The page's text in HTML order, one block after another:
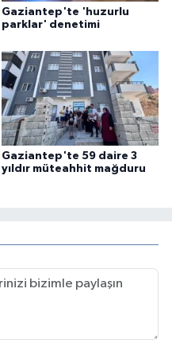
Gaziantep'te 'huzurlu
parklar' denetimi
Gaziantep'te 59 daire 3
yıldır müteahhit mağduru